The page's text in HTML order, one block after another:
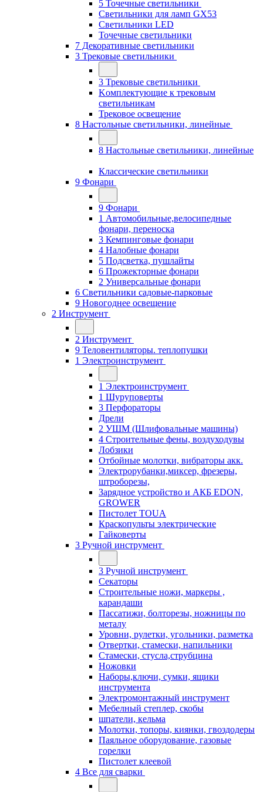
5 Точечные светильники
Светильники для ламп GХ53
Cветильники LED
Точечные светильники
7 Декоративные светильники
3 Трековые светильники
3 Трековые светильники
Kомплектующие к трековым
светильникам
Трековое освещение
8 Настольные светильники, линейные
8 Настольные светильники, линейные
Классические светильники
9 Фонари
9 Фонари
1 Автомобильные,велосипедные
фонари, переноска
3 Кемпинговые фонари
4 Налобные фонари
5 Подсветка, пушлайты
6 Прожекторные фонари
2 Универсальные фонари
6 Светильники садовые-парковые
9 Новогоднее освещение
2 Инструмент
2 Инструмент
9 Теловентиляторы. теплопушки
1 Электроинструмент
1 Электроинструмент
1 Шуруповерты
3 Перфораторы
Дрели
2 УШМ (Шлифовальные машины)
4 Строительные фены, воздуходувы
Лобзики
Отбойные молотки, вибраторы акк.
Электрорубанки,миксер, фрезеры,
штроборезы,
Зарядное устройство и АКБ EDON,
GROWER
Пистолет TOUA
Краскопульты электрические
Гайковерты
3 Ручной инструмент
3 Ручной инструмент
Cекаторы
Строительные ножи, маркеры ,
карандаши
Пассатижи, болторезы, ножницы по
металу
Уровни, рулетки, угольники, разметка
Отвертки, стамески, напильники
Стамески, стусла,струбцина
Ножовки
Наборы,ключи, сумки, ящики
инструмента
Электромонтажный инструмент
Мебелный степлер, скобы
шпатели, кельма
Молотки, топоры, киянки, гвоздодеры
Паяльное оборудование, газовые
горелки
Пистолет клеевой
4 Все для сварки